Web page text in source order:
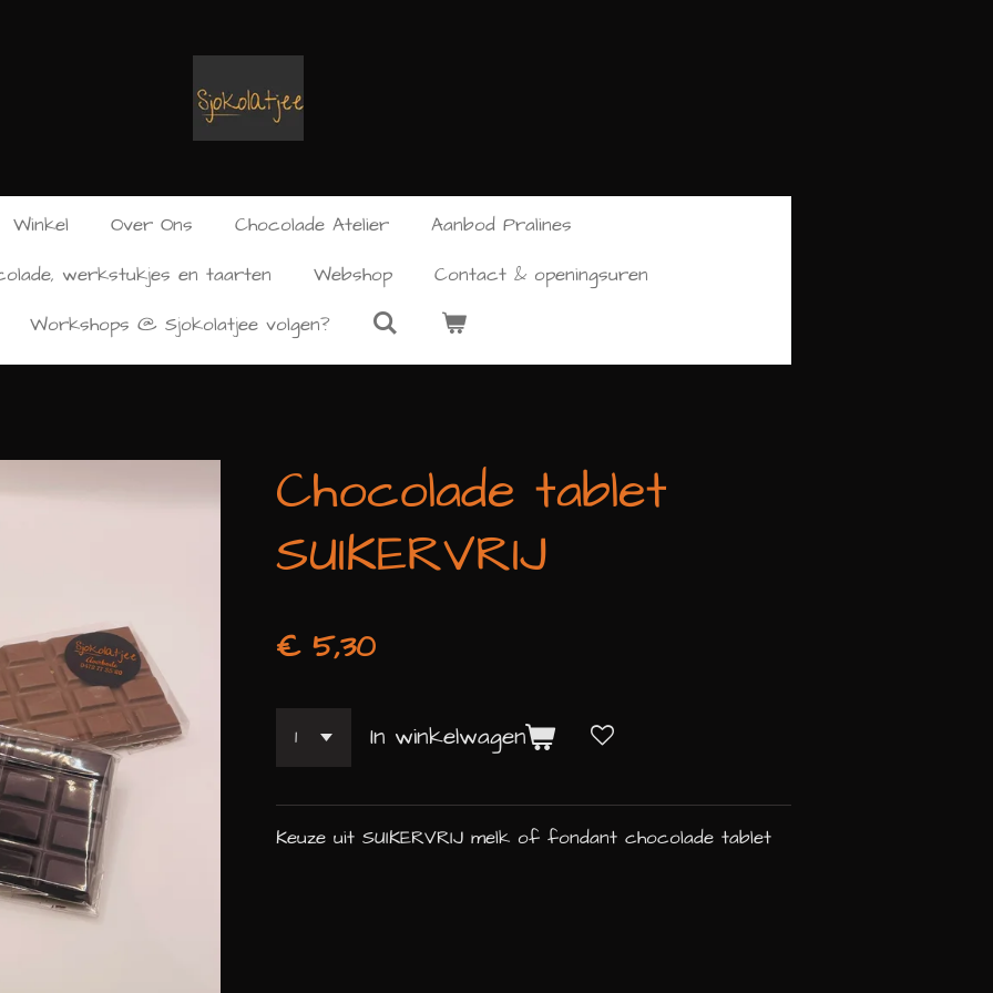
Winkel Over Ons Chocolade Atelier
Aanbod Pralines
werkstukjes en taarten
Webshop
Contact & openingsuren
Workshops @ Sjokolatjee volgen?
Chocolade tablet
SUIKERVRIJ
€ 5,30
In winkelwagen
Keuze uit SUIKERVRIJ melk of fondant chocolade tablet